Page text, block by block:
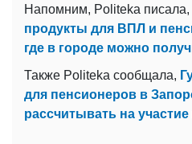
Напомним, Politeka писала,
продукты для ВПЛ и
где в городе можно
Также Politeka сообщала,
для пенсионеров в
рассчитывать на